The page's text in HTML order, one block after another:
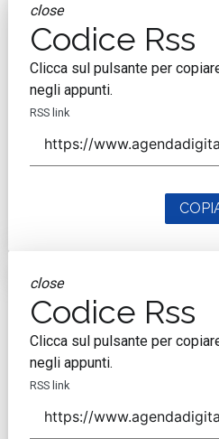
close
Codice Rss
Clicca sul pulsante per
negli appunti.
RSS link
close
Codice Rss
Clicca sul pulsante per
negli appunti.
RSS link